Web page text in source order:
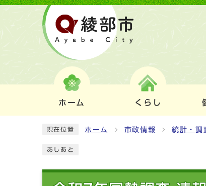
ホーム くらし
現在位置 ホーム 市政情報 統計・調
あしあと